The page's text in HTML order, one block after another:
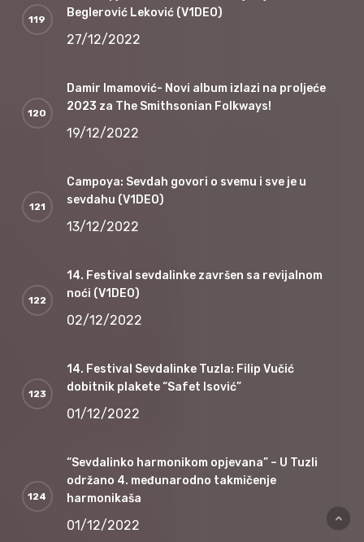
Beglerović Leković (V1DEO)
27/12/2022
Damir Imamović- Novi album izlazi na proljeće
2023 za The Smithsonian Folkways!
19/12/2022
Campoya: Sevdah govori o svemu i sve je u
sevdahu (V1DEO)
13/12/2022
14. Festival sevdalinke završen sa revijalnom
noći (V1DEO)
02/12/2022
14. Festival Sevdalinke Tuzla: Filip Vučić
dobitnik plakete “Safet Isović”
01/12/2022
“Sevdalinko harmonikom opjevana” – U Tuzli
održano 4. međunarodno takmičenje
harmonikaša
01/12/2022